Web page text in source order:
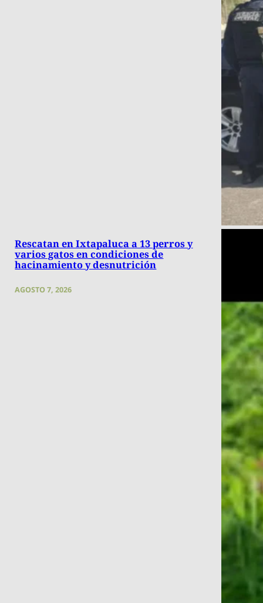
Rescatan en Ixtapaluca a 13 perros y
varios gatos en condiciones de
hacinamiento y desnutrición
AGOSTO 7, 2026